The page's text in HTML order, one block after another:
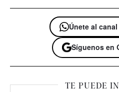
Únete al
Síguenos en
TE PUEDE